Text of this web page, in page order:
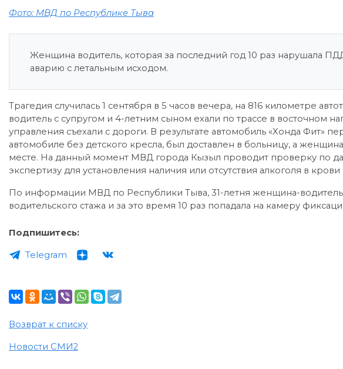
Фото: МВД по Республике Тыва
Женщина водитель, которая за последний год 10 раз нарушала
аварию с летальным исходом.
Трагедия случилась 1 сентября в 5 часов вечера, на 816 километре
водитель с супругом и 4-летним сыном ехали по трассе в восточном
управления съехали с дороги. В результате автомобиль «Хонда Фит»
автомобиле без детского кресла, был доставлен в больницу, а
месте. На данный момент МВД города Кызыл проводит проверку по
экспертизу для установления наличия или отсутствия алкоголя в
По информации МВД по Республики Тыва, 31-летня женщина-водитель
водительского стажа и за это время 10 раз попадала на камеру
Подпишитесь:
Telegram
Возврат к списку
Новости СМИ2